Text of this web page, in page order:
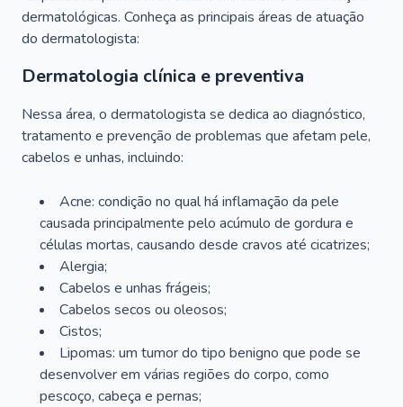
dermatológicas. Conheça as principais áreas de atuação
do dermatologista:
Dermatologia clínica e preventiva
Nessa área, o dermatologista se dedica ao diagnóstico,
tratamento e prevenção de problemas que afetam pele,
cabelos e unhas, incluindo:
Acne: condição no qual há inflamação da pele
causada principalmente pelo acúmulo de gordura e
células mortas, causando desde cravos até cicatrizes;
Alergia;
Cabelos e unhas frágeis;
Cabelos secos ou oleosos;
Cistos;
Lipomas: um tumor do tipo benigno que pode se
desenvolver em várias regiões do corpo, como
pescoço, cabeça e pernas;